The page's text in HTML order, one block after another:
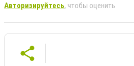
Авторизируйтесь, чтобы оценить